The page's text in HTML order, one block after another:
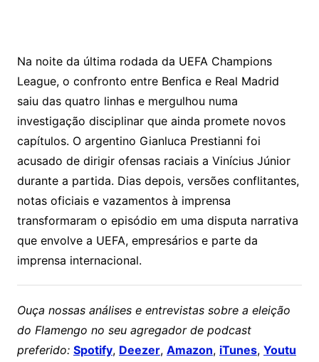
Na noite da última rodada da UEFA Champions
League, o confronto entre Benfica e Real Madrid
saiu das quatro linhas e mergulhou numa
investigação disciplinar que ainda promete novos
capítulos. O argentino Gianluca Prestianni foi
acusado de dirigir ofensas raciais a Vinícius Júnior
durante a partida. Dias depois, versões conflitantes,
notas oficiais e vazamentos à imprensa
transformaram o episódio em uma disputa narrativa
que envolve a UEFA, empresários e parte da
imprensa internacional.
Ouça nossas análises e entrevistas sobre a eleição
do Flamengo no seu agregador de podcast
preferido: Spotify, Deezer, Amazon, iTunes, Youtu